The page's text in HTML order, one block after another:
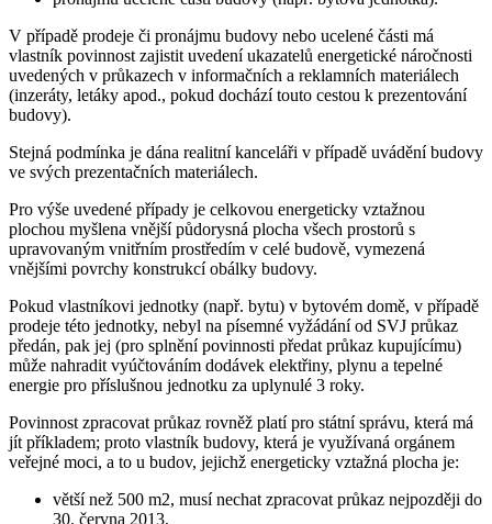
V případě prodeje či pronájmu budovy nebo ucelené části má
vlastník povinnost zajistit uvedení ukazatelů energetické náročnosti
uvedených v průkazech v informačních a reklamních materiálech
(inzeráty, letáky apod., pokud dochází touto cestou k prezentování
budovy).
Stejná podmínka je dána realitní kanceláři v případě uvádění budovy
ve svých prezentačních materiálech.
Pro výše uvedené případy je celkovou energeticky vztažnou
plochou myšlena vnější půdorysná plocha všech prostorů s
upravovaným vnitřním prostředím v celé budově, vymezená
vnějšími povrchy konstrukcí obálky budovy.
Pokud vlastníkovi jednotky (např. bytu) v bytovém domě, v případě
prodeje této jednotky, nebyl na písemné vyžádání od SVJ průkaz
předán, pak jej (pro splnění povinnosti předat průkaz kupujícímu)
může nahradit vyúčtováním dodávek elektřiny, plynu a tepelné
energie pro příslušnou jednotku za uplynulé 3 roky.
Povinnost zpracovat průkaz rovněž platí pro státní správu, která má
jít příkladem; proto vlastník budovy, která je využívaná orgánem
veřejné moci, a to u budov, jejichž energeticky vztažná plocha je:
větší než 500 m2, musí nechat zpracovat průkaz nejpozději do
30. června 2013,